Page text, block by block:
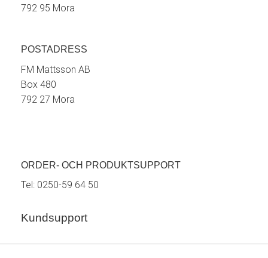
792 95 Mora
POSTADRESS
FM Mattsson AB
Box 480
792 27 Mora
ORDER- OCH PRODUKTSUPPORT
Tel: 0250-59 64 50
Kundsupport